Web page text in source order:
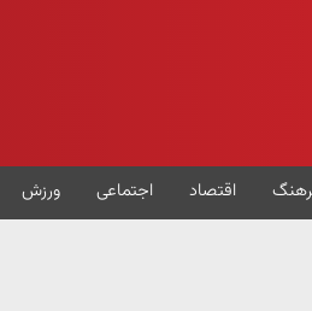
اقتصاد اجتماعی ورزش